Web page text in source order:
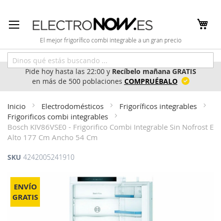
al
contenido
El mejor frigorífico combi integrable a un gran precio
Pide hoy hasta las 22:00 yRecíbelo mañana GRATIS
en más de 500 poblaciones COMPRUÉBALO
Inicio Electrodomésticos
Frigoríficos integrables
Frigorificos combi integrables
Bosch KIV86VSE0 - Frigorifico Combi Integrable Sin Nofrost E
Alto 177 Cm Ancho 54 Cm
ENVÍO
GRATIS
SKU 4242005241910
Saltar
final
de